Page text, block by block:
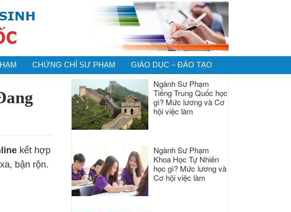
CHỨNG CHỈ SƯ PHẠM GIÁO DỤC – ĐÀO TẠO
kết hợp
bận rộn.
Ngành Sư Phạm
Tiếng Trung Quốc học
gì? Mức lương và Cơ
hội việc làm
Ngành Sư Phạm
Khoa Học Tự Nhiên
học gì? Mức lương và
Cơ hội việc làm